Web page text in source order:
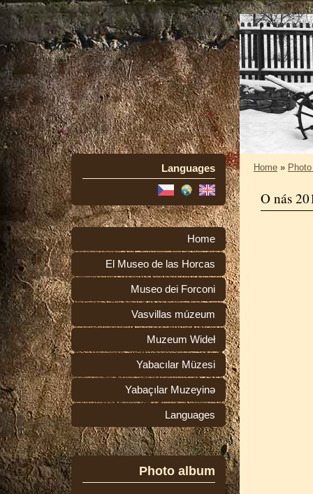
Languages
Home
El Museo de las Horcas
Museo dei Forconi
Vasvillas múzeum
Muzeum Wideł
Yabacılar Müzesi
Yabaçılar Muzeyinə
Languages
Photo album
Home »
O nás